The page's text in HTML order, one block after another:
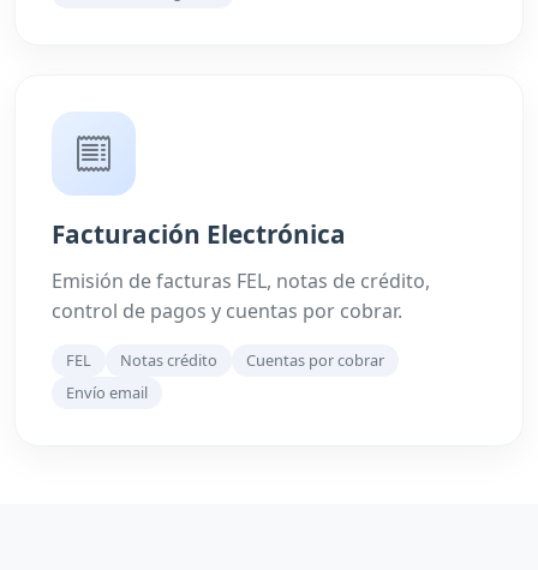
Facturación Electrónica
Emisión de facturas FEL, notas de crédito,
control de pagos y cuentas por cobrar.
FEL Notas crédito
Cuentas por cobrar
Envío email